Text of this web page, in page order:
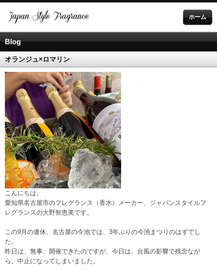
ホーム
Blog
オランジュ×ロマリン
こんにちは。
愛知県名古屋市のフレグランス（香水）メーカー、ジャパンスタイルフ
レグランスの大野智恵美です。
この9月の連休、名古屋の今池では、3年ぶりの今池まつりのはずでし
た。
昨日は、無事、開催できたのですが、今日は、台風の影響で残念なが
ら、中止になってしまいました。